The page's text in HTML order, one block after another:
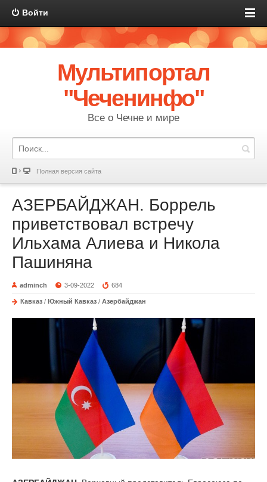
Войти
Мультипортал
"Чеченинфо"
Все о Чечне и мире
Полная версия сайта
АЗЕРБАЙДЖАН. Боррель
приветствовал встречу
Ильхама Алиева и Никола
Пашиняна
adminch 3-09-2022 684
Кавказ / Южный Кавказ / Азербайджан